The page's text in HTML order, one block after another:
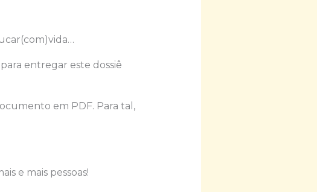
entregar este dossiê
em PDF. Para tal,
e mais pessoas!